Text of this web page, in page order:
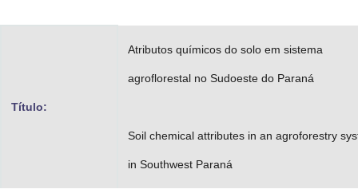
Título:
Atributos químicos do solo em sistema
agroflorestal no Sudoeste do Paraná
Soil chemical attributes in an agroforestry
in Southwest Paraná